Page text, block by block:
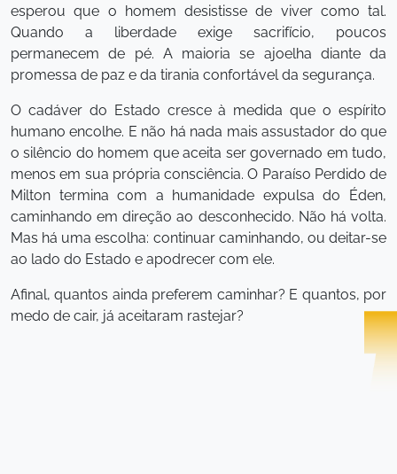
esperou que o homem desistisse de viver como tal.
Quando a liberdade exige sacrifício, poucos
permanecem de pé. A maioria se ajoelha diante da
promessa de paz e da tirania confortável da segurança.
O cadáver do Estado cresce à medida que o espírito
humano encolhe. E não há nada mais assustador do que
o silêncio do homem que aceita ser governado em tudo,
menos em sua própria consciência. O Paraíso Perdido de
Milton termina com a humanidade expulsa do Éden,
caminhando em direção ao desconhecido. Não há volta.
Mas há uma escolha: continuar caminhando, ou deitar-se
ao lado do Estado e apodrecer com ele.
Afinal, quantos ainda preferem caminhar? E quantos, por
medo de cair, já aceitaram rastejar?